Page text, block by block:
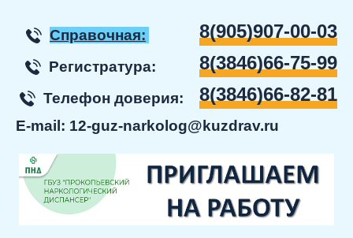
Справочная: 8(905)907-00-03
Регистратура: 8(3846)66-75-99
Телефон доверия: 8(3846)66-82-81
E-mail: 12-guz-narkolog@kuzdrav.ru